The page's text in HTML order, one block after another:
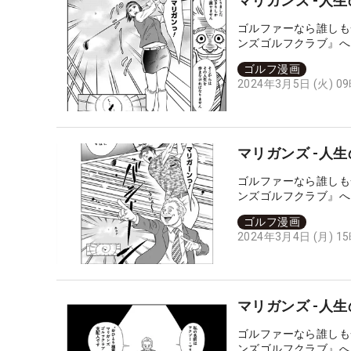
ゴルファーなら誰し
ンズゴルフクラブ』
ゴルフ漫画
2024年3月5日 (火)
マリガンズ -人
ゴルファーなら誰し
ンズゴルフクラブ』
ゴルフ漫画
2024年3月4日 (月)
マリガンズ -人
ゴルファーなら誰し